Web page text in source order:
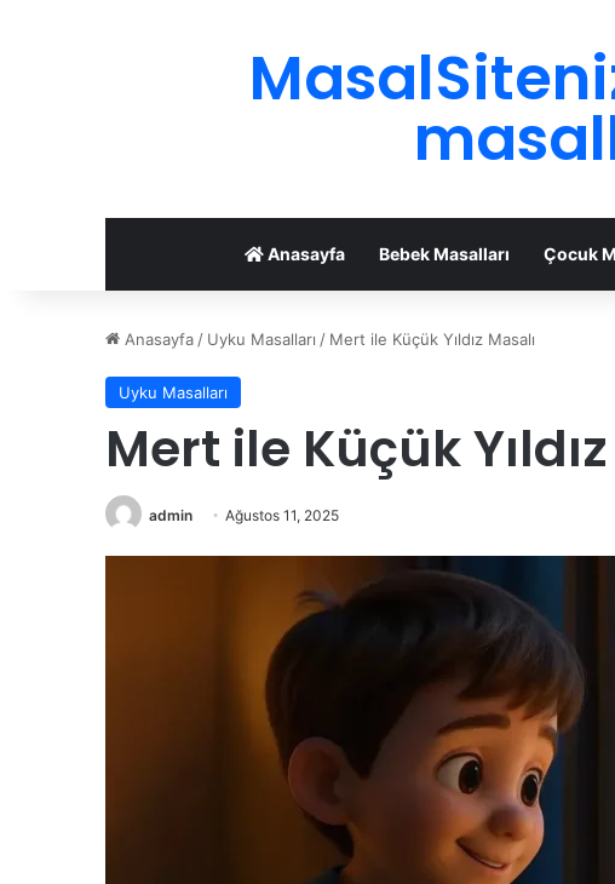
Anasayfa Bebek Masalları Çocuk
Anasayfa / Uyku Masalları / Mert ile Küçük Yıldız Masalı
Uyku Masalları
Mert ile Küçük
admin Ağustos 11, 2025